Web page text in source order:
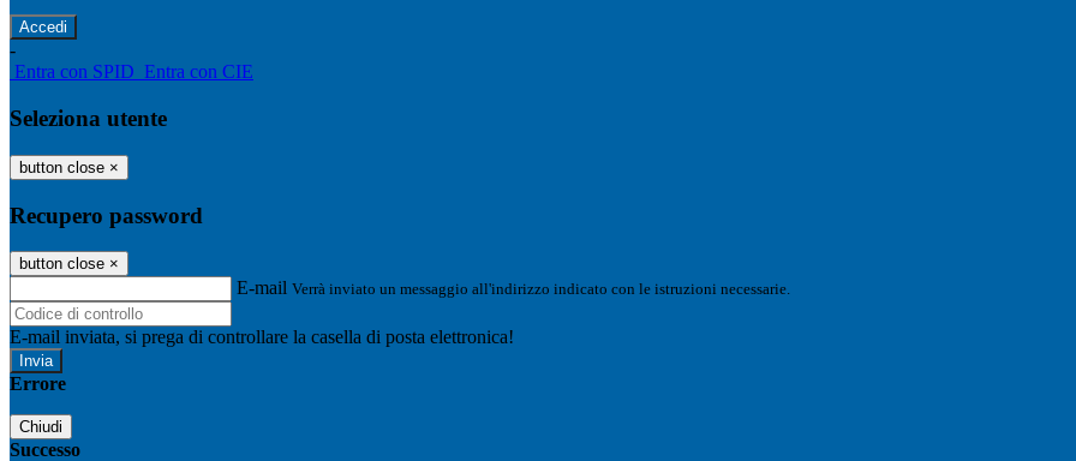
-
Entra con SPID Entra con CIE
Seleziona utente
button close ×
Recupero password
button close ×
E-mail Verrà inviato un messaggio all'indirizzo indicato con le istruzioni necessarie.
E-mail inviata, si prega di controllare la casella di posta elettronica!
Errore
Chiudi
Successo